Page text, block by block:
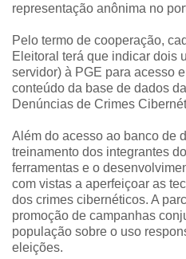
representação anônima no
Pelo termo de cooperação,
Eleitoral terá que indicar dois
servidor) à PGE para acesso
conteúdo da base de dados
Denúncias de Crimes
Além do acesso ao banco de
treinamento dos integrantes
ferramentas e o
com vistas a aperfeiçoar as
dos crimes cibernéticos. A
promoção de campanhas
população sobre o uso
eleições.